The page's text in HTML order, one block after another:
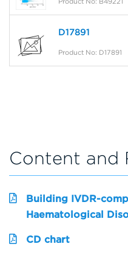
D17891
Product No: D17891
Content and
Building IVDR-
Haematological
CD chart